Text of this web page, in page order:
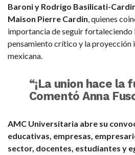
Baroni y Rodrigo Basilicati-
Maison Pierre Cardin, quienes
importancia de seguir fortaleciendo
pensamiento crítico y la proyección
mexicana.
“¡La union hace la
Comentó Anna
AMC Universitaria abre su
educativas, empresas,
sector, docentes, estudiantes y